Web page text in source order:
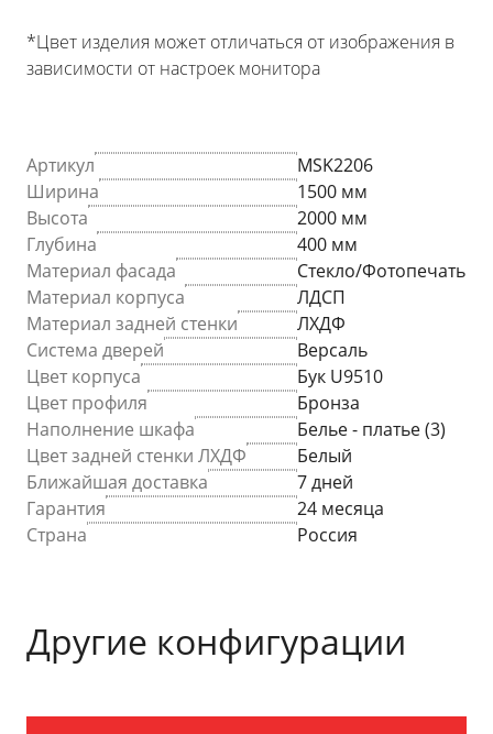
*Цвет изделия может отличаться от изображения в
зависимости от настроек монитора
Артикул
MSK2206
Ширина
1500 мм
Высота
2000 мм
Глубина
400 мм
Материал фасада
Стекло/Фотопечать
Материал корпуса
ЛДСП
Материал задней стенки
ЛХДФ
Система дверей
Версаль
Цвет корпуса
Бук U9510
Цвет профиля
Бронза
Наполнение шкафа
Белье - платье (3)
Цвет задней стенки ЛХДФ
Белый
Ближайшая доставка
7 дней
Гарантия
24 месяца
Страна
Россия
Другие конфигурации